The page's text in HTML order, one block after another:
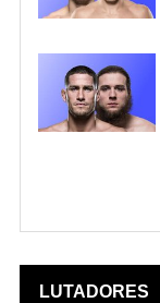
LUTADORES